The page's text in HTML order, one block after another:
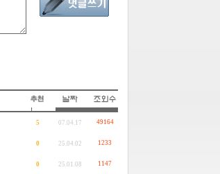
5 07.04.17 49164
0 25.04.02 1233
0 25.01.08 1147